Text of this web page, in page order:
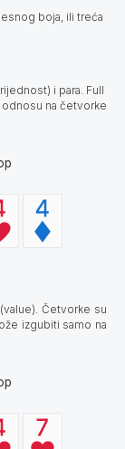
boja, ili treća
i para. Full
na četvorke
Četvorke su
izgubiti samo na